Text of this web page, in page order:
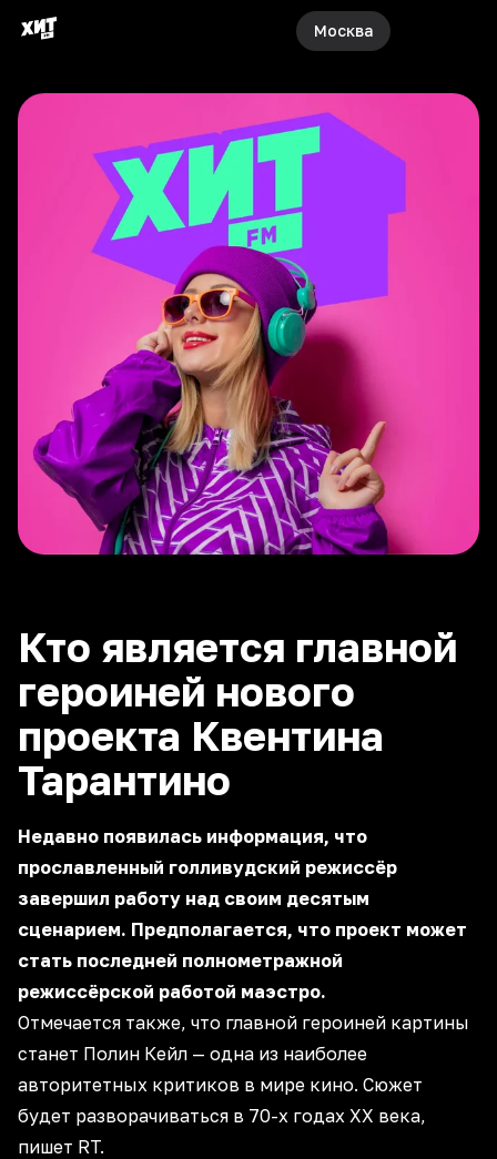
Москва
Кто является главной
героиней нового
проекта Квентина
Тарантино
Недавно появилась информация, что
прославленный голливудский режиссёр
завершил работу над своим десятым
сценарием. Предполагается, что проект может
стать последней полнометражной
режиссёрской работой маэстро.
Отмечается также, что главной героиней картины
станет Полин Кейл — одна из наиболее
авторитетных критиков в мире кино. Сюжет
будет разворачиваться в 70-х годах ХХ века,
пишет RT.